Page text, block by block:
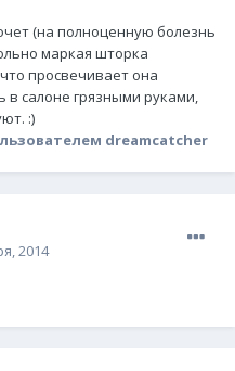
(на полноценную болезнь
маркая шторка
просвечивает она
в салоне грязными руками,
:)
dreamcatcher
2014